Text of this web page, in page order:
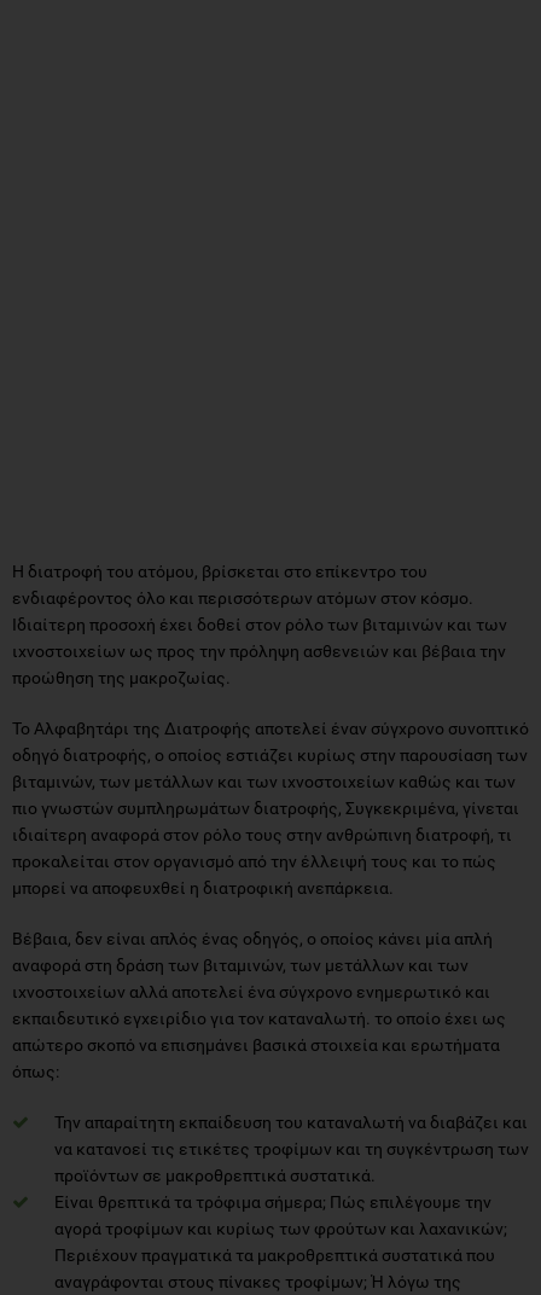
Η διατροφή του ατόμου, βρίσκεται στο επίκεντρο του
ενδιαφέροντος όλο και περισσότερων ατόμων στον κόσμο.
Ιδιαίτερη προσοχή έχει δοθεί στον ρόλο των βιταμινών και των
ιχνοστοιχείων ως προς την πρόληψη ασθενειών και βέβαια την
προώθηση της μακροζωίας.
Το Αλφαβητάρι της Διατροφής αποτελεί έναν σύγχρονο συνοπτικό
οδηγό διατροφής, ο οποίος εστιάζει κυρίως στην παρουσίαση των
βιταμινών, των μετάλλων και των ιχνοστοιχείων καθώς και των
πιο γνωστών συμπληρωμάτων διατροφής, Συγκεκριμένα, γίνεται
ιδιαίτερη αναφορά στον ρόλο τους στην ανθρώπινη διατροφή, τι
προκαλείται στον οργανισμό από την έλλειψή τους και το πώς
μπορεί να αποφευχθεί η διατροφική ανεπάρκεια.
Βέβαια, δεν είναι απλός ένας οδηγός, ο οποίος κάνει μία απλή
αναφορά στη δράση των βιταμινών, των μετάλλων και των
ιχνοστοιχείων αλλά αποτελεί ένα σύγχρονο ενημερωτικό και
εκπαιδευτικό εγχειρίδιο για τον καταναλωτή. το οποίο έχει ως
απώτερο σκοπό να επισημάνει βασικά στοιχεία και ερωτήματα
όπως:
Την απαραίτητη εκπαίδευση του καταναλωτή να διαβάζει και
να κατανοεί τις ετικέτες τροφίμων και τη συγκέντρωση των
προϊόντων σε μακροθρεπτικά συστατικά.
Είναι θρεπτικά τα τρόφιμα σήμερα; Πώς επιλέγουμε την
αγορά τροφίμων και κυρίως των φρούτων και λαχανικών;
Περιέχουν πραγματικά τα μακροθρεπτικά συστατικά που
αναγράφονται στους πίνακες τροφίμων; Ή λόγω της